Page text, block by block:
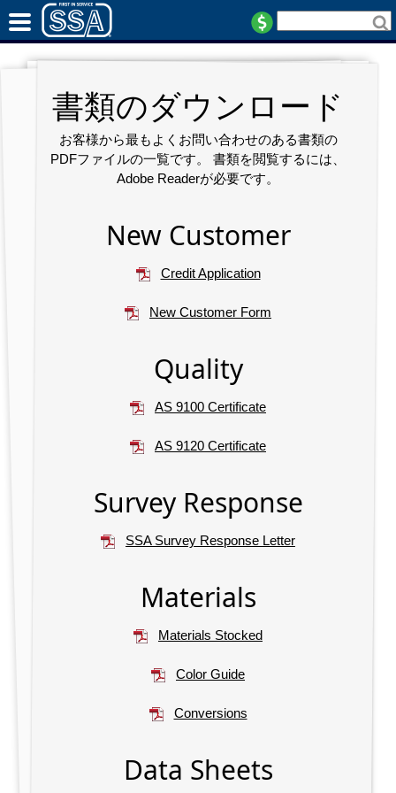
書類のダウンロード
お客様から最もよくお問い合わせのある書類の
PDFファイルの一覧です。 書類を閲覧するには、
Adobe Readerが必要です。
New Customer
Credit Application
New Customer Form
Quality
AS 9100 Certificate
AS 9120 Certificate
Survey Response
SSA Survey Response Letter
Materials
Materials Stocked
Color Guide
Conversions
Data Sheets